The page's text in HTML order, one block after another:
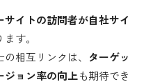
サイトの訪問者が自社サイ
す。
相互リンクは、 ターゲッ
ジョン率の向上も期待でき